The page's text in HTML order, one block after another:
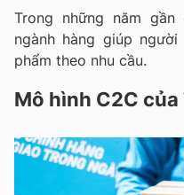
Trong những năm
ngành hàng giúp
phẩm theo nhu cầu.
Mô hình C2C của